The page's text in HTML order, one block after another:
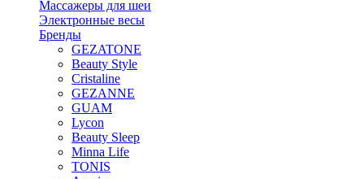
Массажеры для шеи
Электронные весы
Бренды
GEZATONE
Beauty Style
Cristaline
GEZANNE
GUAM
Lycon
Beauty Sleep
Minna Life
TONIS